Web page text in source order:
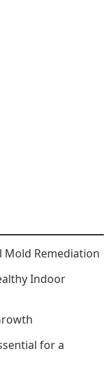
Mold Remediation
Indoor
for a